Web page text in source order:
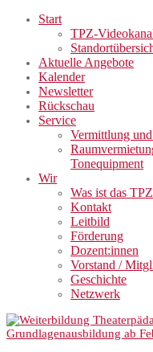
Start
TPZ-
Aktuelle Angebote
Kalender
Newsletter
Rückschau
Service
Vermittlung
Tonequipment
Wir
Was ist das
Kontakt
Leitbild
Förderung
Dozent:innen
Vorstand /
Geschichte
Netzwerk